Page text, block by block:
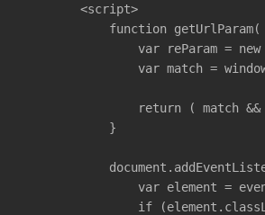
        <script>
function getUrlParam(
var reParam =
var match =
return ( match
            }
var element =
if